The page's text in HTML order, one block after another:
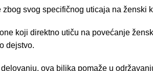
svog specifičnog uticaja na ženski
koji direktno utiču na povećanje
dejstvo.
ova biljka pomaže u